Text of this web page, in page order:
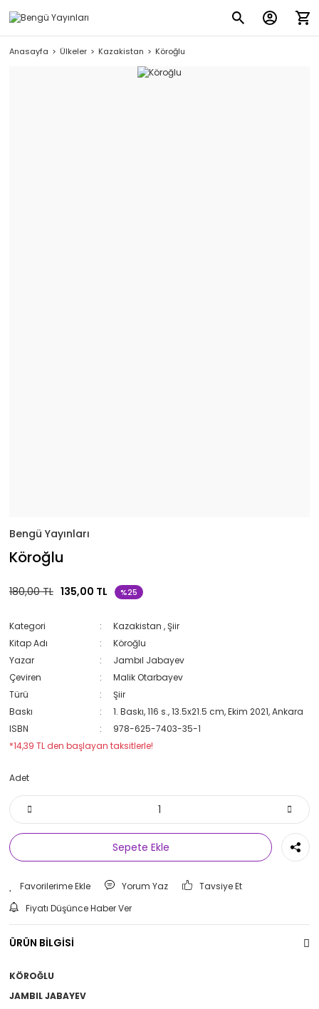
Anasayfa Ülkeler Kazakistan Köroğlu
Bengü Yayınları
Köroğlu
180,00 TL 135,00 TL %25
Kategori Kazakistan ,Şiir
Kitap Adı
Köroğlu
Yazar
Jambıl Jabayev
Çeviren
Malik Otarbayev
Türü
Şiir
Baskı
1. Baskı, 116 s., 13.5x21.5 cm, Ekim 2021, Ankara
ISBN
978-625-7403-35-1
*14,39 TL den başlayan taksitlerle!
Adet
Sepete Ekle
Yorum Yaz
Tavsiye Et
Fiyatı Düşünce Haber Ver
ÜRÜN BİLGİSİ
KÖROĞLU
JAMBIL JABAYEV